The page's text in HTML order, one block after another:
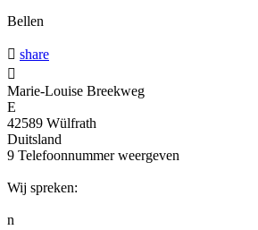
Bellen
 share

Marie-Louise Breekweg
E
42589 Wülfrath
Duitsland
9 Telefoonnummer weergeven
Wij spreken:
n